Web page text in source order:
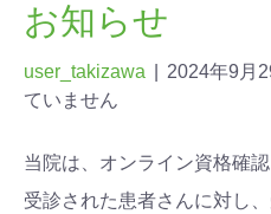
お知らせ
user_takizawa 2024年9月
ていません
当院は、オンライン資格確
受診された患者さんに対し